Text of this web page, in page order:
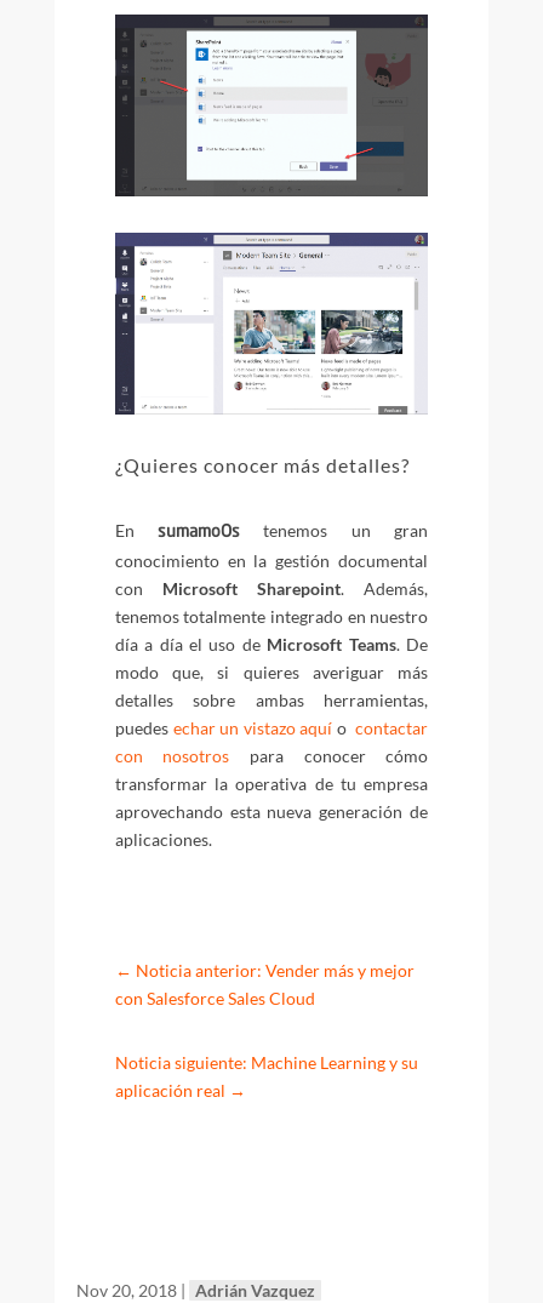
¿Quieres conocer más detalles?
EnsumamoOs
tenemos un gran
conocimiento en la gestión documental
con Microsoft Sharepoint. Además,
tenemos totalmente integrado en nuestro
día a día el uso de Microsoft Teams. De
modo que, si quieres averiguar más
detalles sobre ambas herramientas,
puedes echar un vistazo aquí ocontactar
con nosotros para conocer cómo
transformar la operativa de tu empresa
aprovechando esta nueva generación de
aplicaciones.
← Noticia anterior: Vender más y mejor
con Salesforce Sales Cloud
Noticia siguiente: Machine Learning y su
aplicación real →
Nov 20, 2018| Adrián Vazquez